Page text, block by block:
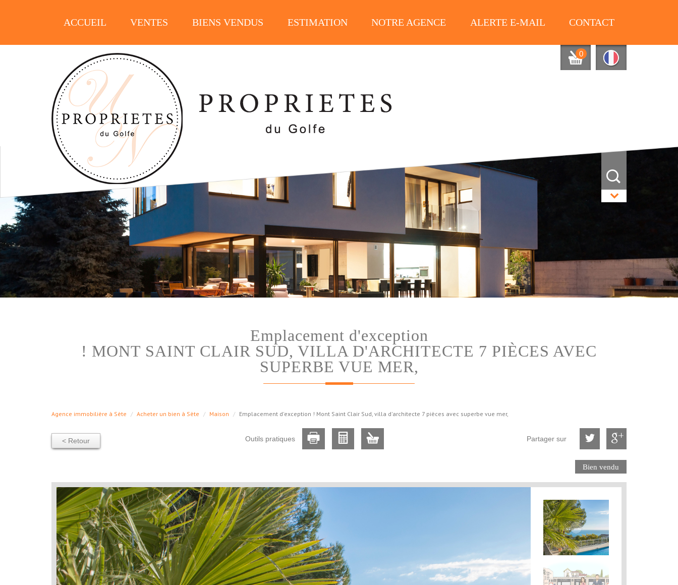
ACCUEIL VENTES BIENS VENDUS ESTIMATION NOTRE AGENCE ALERTE E-MAIL CONTACT
0
emplacement d'exception
! MONT SAINT CLAIR SUD, VILLA D'ARCHITECTE 7 PIÈCES AVEC
SUPERBE VUE MER,
Agence immobilière à Sète Acheter un bien à Sète Maison Emplacement d'exception ! Mont Saint Clair Sud, villa d'architecte 7 pièces avec superbe vue mer,
< Retour Outils pratiques Partager sur
Bien vendu